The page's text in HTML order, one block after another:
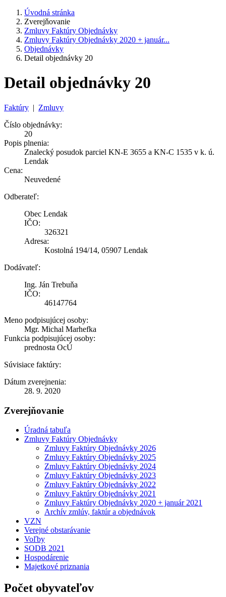
Úvodná stránka
Zverejňovanie
Zmluvy Faktúry Objednávky
Zmluvy Faktúry Objednávky 2020 + január...
Objednávky
Detail objednávky 20
Detail objednávky 20
Faktúry | Zmluvy
Číslo objednávky:
20
Popis plnenia:
Znalecký posudok parciel KN-E 3655 a KN-C 1535 v k. ú.
Lendak
Cena:
Neuvedené
Odberateľ:
Obec Lendak
IČO:
326321
Adresa:
Kostolná 194/14, 05907 Lendak
Dodávateľ:
Ing. Ján Trebuňa
IČO:
46147764
Meno podpisujúcej osoby:
Mgr. Michal Marhefka
Funkcia podpisujúcej osoby:
prednosta OcÚ
Súvisiace faktúry:
Dátum zverejnenia:
28. 9. 2020
Zverejňovanie
Úradná tabuľa
Zmluvy Faktúry Objednávky
Zmluvy Faktúry Objednávky 2026
Zmluvy Faktúry Objednávky 2025
Zmluvy Faktúry Objednávky 2024
Zmluvy Faktúry Objednávky 2023
Zmluvy Faktúry Objednávky 2022
Zmluvy Faktúry Objednávky 2021
Zmluvy Faktúry Objednávky 2020 + január 2021
Archív zmlúv, faktúr a objednávok
VZN
Verejné obstarávanie
Voľby
SODB 2021
Hospodárenie
Majetkové priznania
Počet obyvateľov